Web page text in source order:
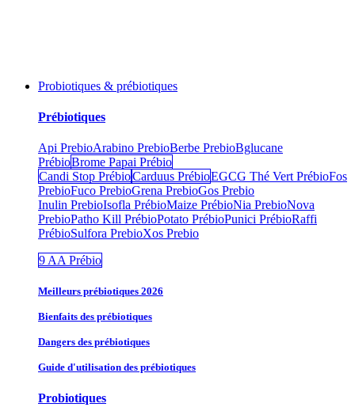
Probiotiques & prébiotiques
Prébiotiques
Api PrebioArabino PrebioBerbe PrebioBglucane
PrébioBrome Papai Prébio
Candi Stop PrébioCarduus PrébioEGCG Thé Vert PrébioFos
PrebioFuco PrebioGrena PrebioGos Prebio
Inulin PrebioIsofla PrébioMaize PrébioNia PrebioNova
PrebioPatho Kill PrébioPotato PrébioPunici PrébioRaffi
PrébioSulfora PrebioXos Prebio
9 AA Prébio
Meilleurs prébiotiques 2026
Bienfaits des prébiotiques
Dangers des prébiotiques
Guide d'utilisation des prébiotiques
Probiotiques